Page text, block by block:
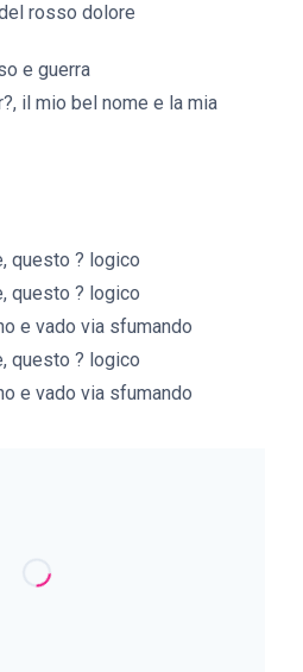
rosso dolore
e guerra
il mio bel nome e la mia
questo ? logico
questo ? logico
e vado via sfumando
questo ? logico
e vado via sfumando